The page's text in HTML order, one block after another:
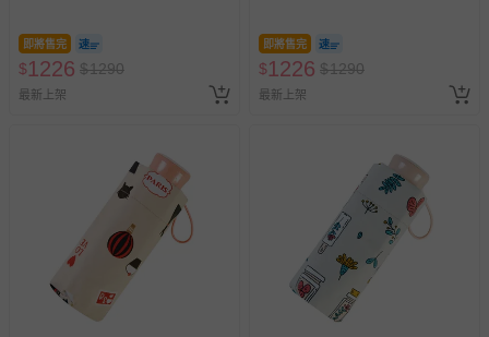
即將售完
$1226 $1290
最新上架
即將售完
$1226 $1290
最新上架